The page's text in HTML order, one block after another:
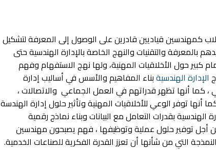
كمهندسين قياديين قادرين على الوصول إلى المعرفة لتشكيل
بالمعرفة والتقنيات والنهج الخاصة بالإدارة الهندسية حتى
كبير حول الأخلاقيات المهنية، ولها نهج الاستفهام وفهم
الإدارة الهندسيةبناء المفاهيم والأسس في أساليب إدارة
، كما أنها تظهر قدراتهم في العمل الجماعي والاتصالات ،
أنها توفر الوعي للأخلاقيات المهنية وتأثير حلول إدارة الهندسة
الهندسية بقدرات التعامل مع البيانات وبناء نماذج رقمية
أجل توفير حلول عملية وتوظيفها ، فهم يصبحون مهندسين
التي من شأنها أن تعزز القدرة الفكرية للصناعات الخدمية.